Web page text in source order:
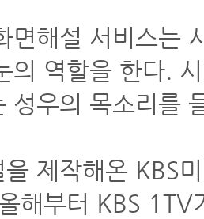
면해설 서비스는
의 역할을 한다.
성우의 목소리를
을 제작해온 KBS
해부터 KBS